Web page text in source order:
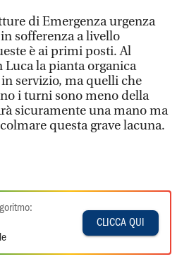
di Emergenza urgenza
sofferenza a livello
è ai primi posti. Al
Luca la pianta organica
servizio, ma quelli che
i turni sono meno della
sicuramente una mano ma
questa grave lacuna.
CLICCA QUI